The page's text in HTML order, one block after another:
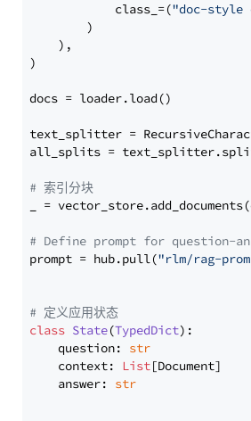
            class_=(
"doc-style
        )
    ),
)
docs = loader.load()
text_splitter =
all_splits =
# 索引分块
_ =
# Define prompt for question-
prompt = hub.pull("rlm/rag-
# 定义应用状态
class State(TypedDict):
    question:
str
    context:
List[Document]
    answer:
str